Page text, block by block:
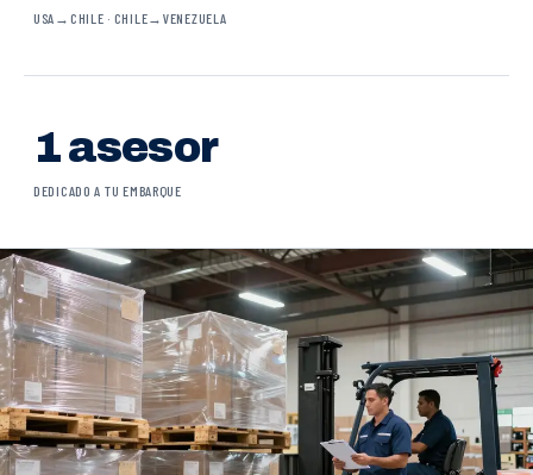
USA→CHILE · CHILE→VENEZUELA
1 asesor
DEDICADO A TU EMBARQUE